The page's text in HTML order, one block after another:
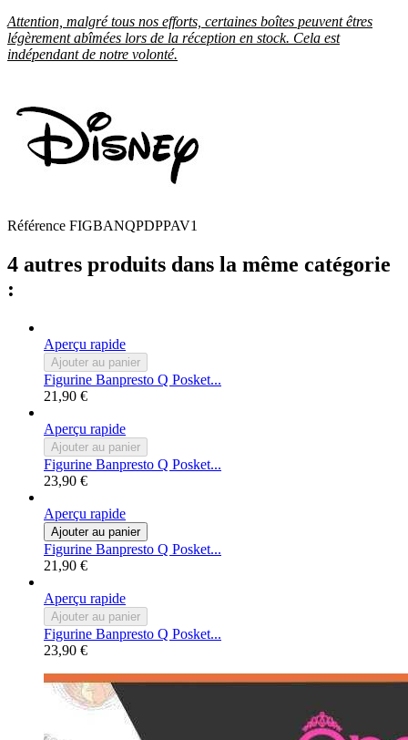
Attention, malgré tous nos efforts, certaines boîtes peuvent êtres
légèrement abîmées lors de la réception en stock. Cela est
indépendant de notre volonté.
Référence FIGBANQPDPPAV1
4 autres produits dans la même catégorie
:
Aperçu rapide
Ajouter au panier
Figurine Banpresto Q Posket...
21,90 €
Aperçu rapide
Ajouter au panier
Figurine Banpresto Q Posket...
23,90 €
Aperçu rapide
Ajouter au panier
Figurine Banpresto Q Posket...
21,90 €
Aperçu rapide
Ajouter au panier
Figurine Banpresto Q Posket...
23,90 €